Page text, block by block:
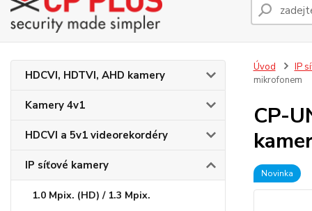
HDCVI, HDTVI, AHD kamery
Kamery 4v1
HDCVI a 5v1 videorekordéry
IP síťové kamery
1.0 Mpix. (HD) / 1.3 Mpix.
Úvod
IP
mikrofonem
CP-
Novinka